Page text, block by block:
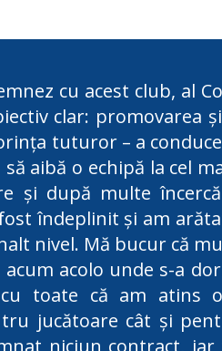
cu acest club, al
clar: promovarea
tuturor – a
aibă o echipă la cel
și după multe
îndeplinit și am
nivel. Mă bucur că
acolo unde s-a
toate că am atins
jucătoare cât și
niciun contract,